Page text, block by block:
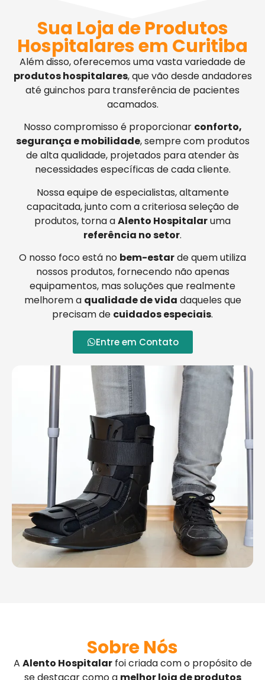
Sua Loja de Produtos
Hospitalares em Curitiba
Além disso, oferecemos uma vasta variedade de
produtos hospitalares, que vão desde andadores
até guinchos para transferência de pacientes
acamados.
Nosso compromisso é proporcionar conforto,
segurança e mobilidade, sempre com produtos
de alta qualidade, projetados para atender às
necessidades específicas de cada cliente.
Nossa equipe de especialistas, altamente
capacitada, junto com a criteriosa seleção de
produtos, torna aAlento Hospitalaruma
referência no setor.
O nosso foco está no bem-estarde quem utiliza
nossos produtos, fornecendo não apenas
equipamentos, mas soluções que realmente
melhorem a qualidade de vida daqueles que
precisam de cuidados especiais.
Entre em Contato
Sobre Nós
A Alento Hospitalarfoi criada com o propósito de